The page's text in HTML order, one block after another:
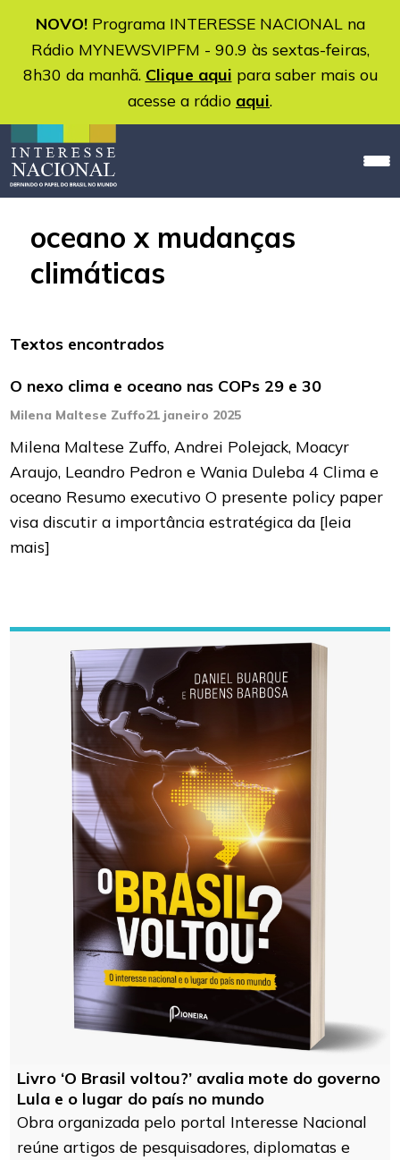
NOVO!Programa INTERESSE NACIONAL na
Rádio MYNEWSVIPFM - 90.9 às sextas-feiras,
8h30 da manhã. Clique aqui para saber mais ou
acesse a rádio aqui.
oceano x mudanças
climáticas
Textos encontrados
O nexo clima e oceano nas COPs 29 e 30
Milena Maltese Zuffo21 janeiro 2025
Milena Maltese Zuffo, Andrei Polejack, Moacyr
Araujo, Leandro Pedron e Wania Duleba 4 Clima e
oceano Resumo executivo O presente policy paper
visa discutir a importância estratégica da [leia
mais]
Livro ‘O Brasil voltou?’ avalia mote do governo
Lula e o lugar do país no mundo
Obra organizada pelo portal Interesse Nacional
reúne artigos de pesquisadores, diplomatas e